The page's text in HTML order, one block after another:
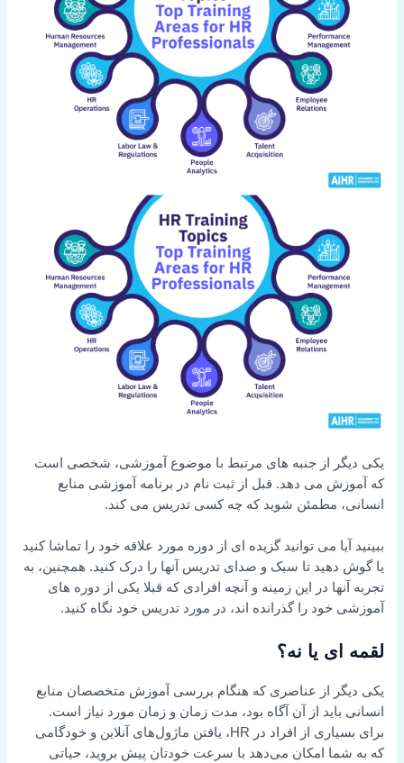
یکی دیگر از جنبه های مرتبط با موضوع آموزشی، شخصی است
که آموزش می دهد. قبل از ثبت نام در برنامه آموزشی منابع
انسانی، مطمئن شوید که چه کسی تدریس می کند.
ببینید آیا می توانید گزیده ای از دوره مورد علاقه خود را تماشا کنید
یا گوش دهید تا سبک و صدای تدریس آنها را درک کنید. همچنین، به
تجربه آنها در این زمینه و آنچه افرادی که قبلا یکی از دوره های
آموزشی خود را گذرانده اند، در مورد تدریس خود نگاه کنید.
لقمه ای یا نه؟
یکی دیگر از عناصری که هنگام بررسی آموزش متخصصان منابع
انسانی باید از آن آگاه بود، مدت زمان و زمان مورد نیاز است.
برای بسیاری از افراد در HR، یافتن ماژول‌های آنلاین و خودگامی
که به شما امکان می‌دهد با سرعت خودتان پیش بروید، حیاتی